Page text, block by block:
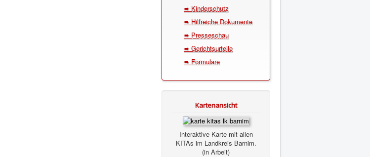
➠ Kinderschutz
➠ Hilfreiche Dokumente
➠ Presseschau
➠ Gerichtsurteile
➠ Formulare
Kartenansicht
Interaktive Karte mit allen
KITAs im Landkreis Barnim.
(in Arbeit)